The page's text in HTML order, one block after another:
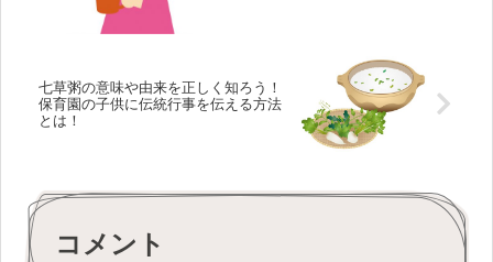
七草粥の意味や由来を正しく知ろう！
保育園の子供に伝統行事を伝える方法
とは！
コメント